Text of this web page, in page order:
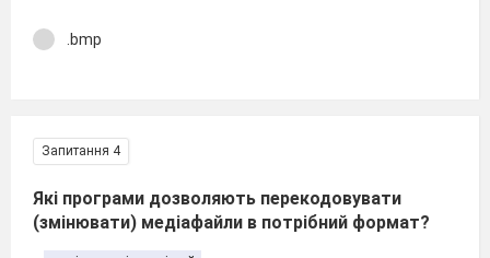
.bmp
Запитання 4
Які програми дозволяють перекодовувати
(змінювати) медіафайли в потрібний формат?